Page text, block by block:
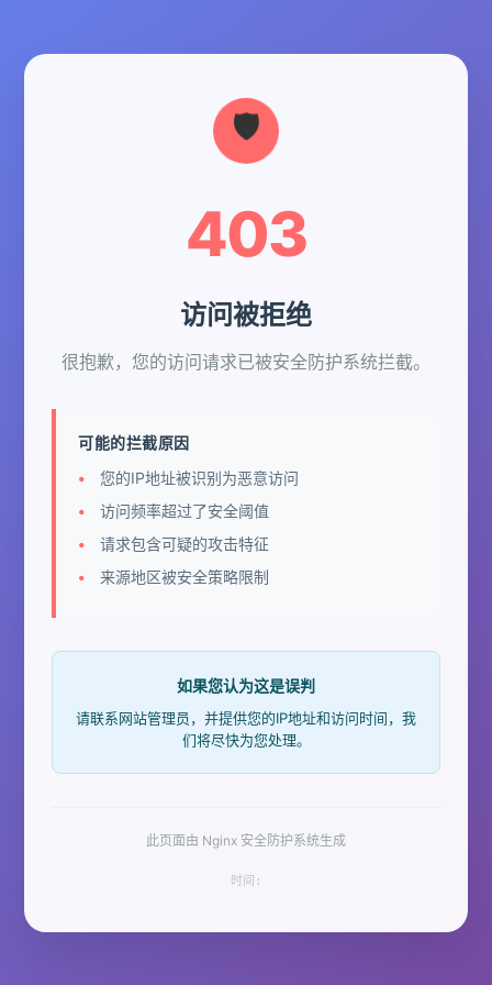
403
访问被拒绝
很抱歉，您的访问请求已被安全防护系统拦截。
可能的拦截原因
您的IP地址被识别为恶意访问
访问频率超过了安全阈值
请求包含可疑的攻击特征
来源地区被安全策略限制
如果您认为这是误判
请联系网站管理员，并提供您的IP地址和访问时间，我
们将尽快为您处理。
此页面由 Nginx 安全防护系统生成
时间: